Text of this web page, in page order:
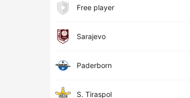
Free player
Sarajevo
Paderborn
S. Tiraspol